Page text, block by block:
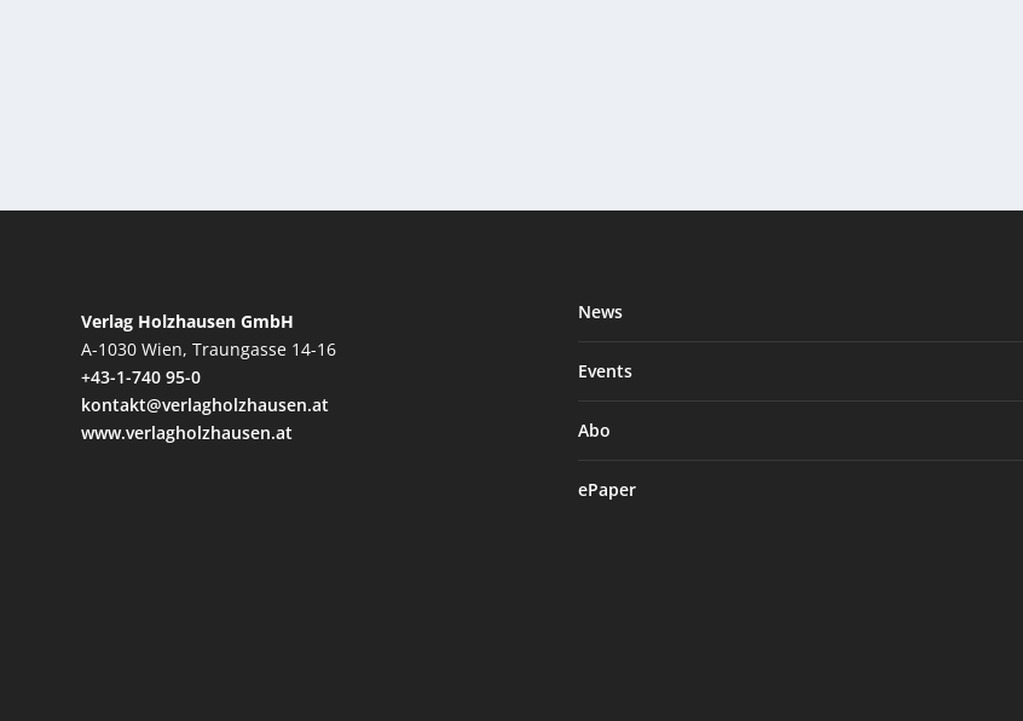
Verlag Holzhausen GmbH
A-1030 Wien, Traungasse 14-16
+43-1-740 95-0
kontakt@verlagholzhausen.at
www.verlagholzhausen.at
News
Events
Abo
ePaper